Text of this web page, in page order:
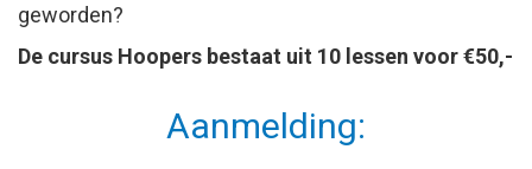
geworden?
De cursus Hoopers bestaat uit 10 lessen voor €50,-
Aanmelding: